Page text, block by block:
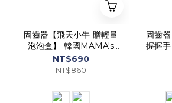
固齒器【飛天小牛-贈輕量
泡泡盒】-韓國MAMA's
TEM固齒器
NT$690
NT$860
固齒
握握
國